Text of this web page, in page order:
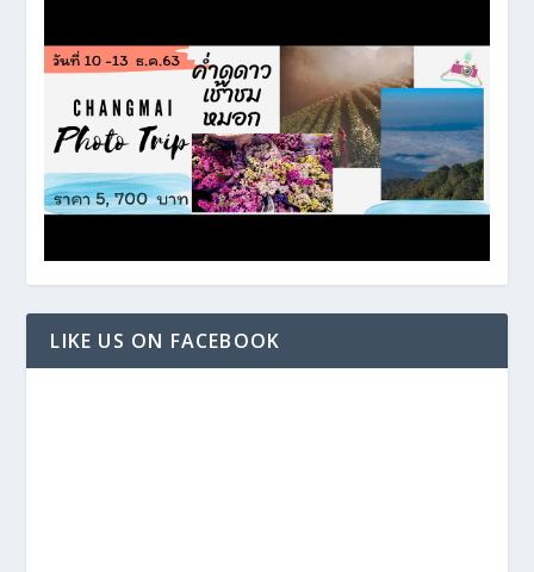
LIKE US ON FACEBOOK